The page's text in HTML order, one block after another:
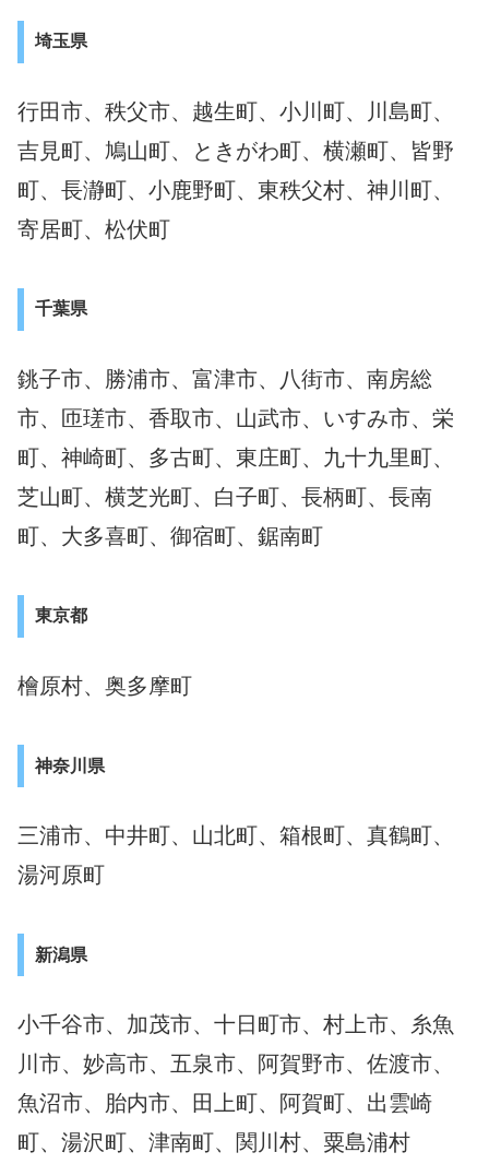
埼玉県
行田市、秩父市、越生町、小川町、川島町、
吉見町、鳩山町、ときがわ町、横瀬町、皆野
町、長瀞町、小鹿野町、東秩父村、神川町、
寄居町、松伏町
千葉県
銚子市、勝浦市、富津市、八街市、南房総
市、匝瑳市、香取市、山武市、いすみ市、栄
町、神崎町、多古町、東庄町、九十九里町、
芝山町、横芝光町、白子町、長柄町、長南
町、大多喜町、御宿町、鋸南町
東京都
檜原村、奥多摩町
神奈川県
三浦市、中井町、山北町、箱根町、真鶴町、
湯河原町
新潟県
小千谷市、加茂市、十日町市、村上市、糸魚
川市、妙高市、五泉市、阿賀野市、佐渡市、
魚沼市、胎内市、田上町、阿賀町、出雲崎
町、湯沢町、津南町、関川村、粟島浦村